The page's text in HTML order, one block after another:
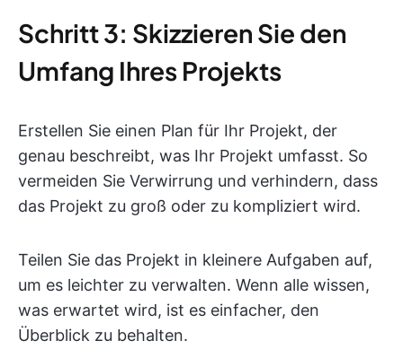
Schritt 3: Skizzieren Sie den
Umfang Ihres Projekts
Erstellen Sie einen Plan für Ihr Projekt, der
genau beschreibt, was Ihr Projekt umfasst. So
vermeiden Sie Verwirrung und verhindern, dass
das Projekt zu groß oder zu kompliziert wird.
Teilen Sie das Projekt in kleinere Aufgaben auf,
um es leichter zu verwalten. Wenn alle wissen,
was erwartet wird, ist es einfacher, den
Überblick zu behalten.